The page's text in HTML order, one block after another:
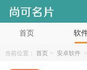
首页 软
当前位置： 首页 > 安卓软件 >